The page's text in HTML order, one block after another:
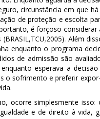
circunstância em que
de proteção e escolta
é forçoso considerar
Além
enquanto o programa
de admissão são
esperava a
o sofrimento e preferir
ocorre simplesmente isso:
e de direito à vida,